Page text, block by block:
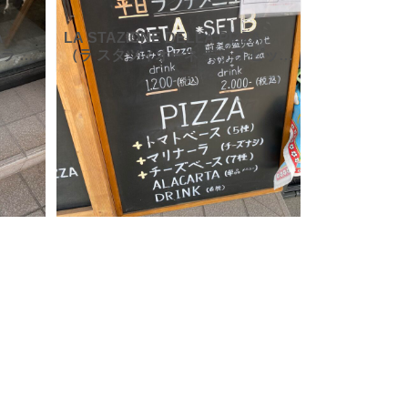
ス
）さ
LA STAZIONE DELLA PIZZA
（ラ スタツィオーネ デッラ ピッツ
ァ）の看板は手書きでオシャレで
すよね！ピザが楽しみ！